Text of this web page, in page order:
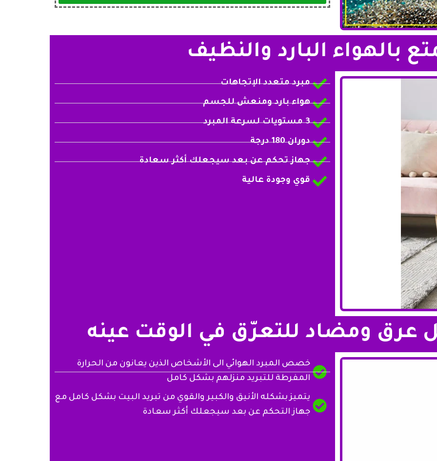
بالهواء البارد والنظيف
مبرد متعدد الإتجاهات
هواء بارد ومنعش للجسم
3 مستويات لسرعة المبرد
دوران 180 درجة
جهاز تحكم عن بعد سيجعلك أكثر سعادة
قوي وجودة عالية
عرق ومضاد للتعرّق في الوقت عينه
خصص المبرد الهوائي الى الأشخاص الذين يعانون من الحرارة
المفرطة للتبريد منزلهم بشكل كامل
يتميز بشكله الأنيق والكبير والقوي من تبريد البيت بشكل كامل مع
جهاز التحكم عن بعد سيجعلك أكثر سعادة​